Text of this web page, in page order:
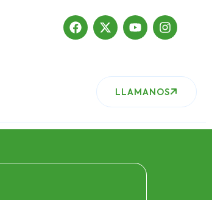
, nuestro sitio ha migrado
LLAMANOS